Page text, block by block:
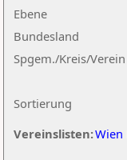
Ebene
Sortierung
Bundesland
Spgem./Kreis/Verein
Vereinslisten:Wien